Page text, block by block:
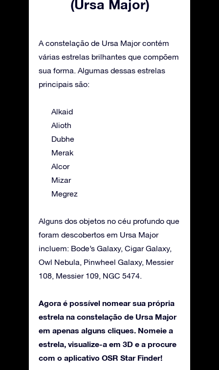
(Ursa Major)
A constelação de Ursa Major contém
várias estrelas brilhantes que compõem
sua forma. Algumas dessas estrelas
principais são:
Alkaid
Alioth
Dubhe
Merak
Alcor
Mizar
Megrez
Alguns dos objetos no céu profundo que
foram descobertos em Ursa Major
incluem: Bode’s Galaxy, Cigar Galaxy,
Owl Nebula, Pinwheel Galaxy, Messier
108, Messier 109, NGC 5474.
Agora é possível nomear sua própria
estrela na constelação de Ursa Major
em apenas alguns cliques. Nomeie a
estrela, visualize-a em 3D e a procure
com o aplicativo OSR Star Finder!